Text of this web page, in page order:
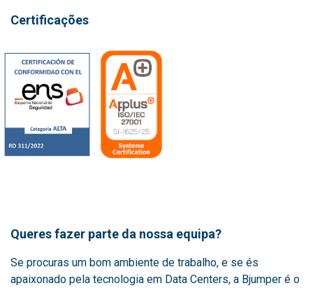
Certificações
Queres fazer parte da nossa equipa?
Se procuras um bom ambiente de trabalho, e se és
apaixonado pela tecnologia em Data Centers, a Bjumper é o